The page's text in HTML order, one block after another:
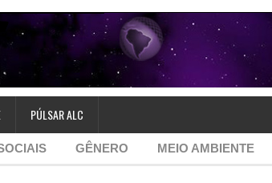
PÚLSAR ALC
GÊNERO MEIO AMBIENTE